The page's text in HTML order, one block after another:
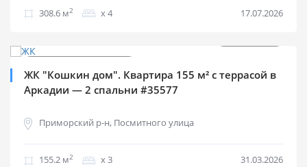
308.6 м2 х 4 17.07.2026
ЖК "Кошкин дом". Квартира 155 м² с террасой в
Аркадии — 2 спальни #35577
Приморский р-н, Посмитного улица
155.2 м2 х 3 31.03.2026